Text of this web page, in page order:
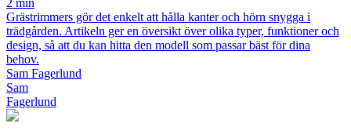
2 min
Grästrimmers gör det enkelt att hålla kanter och hörn snygga i
trädgården. Artikeln ger en översikt över olika typer, funktioner och
design, så att du kan hitta den modell som passar bäst för dina
behov.
Sam Fagerlund
Sam
Fagerlund